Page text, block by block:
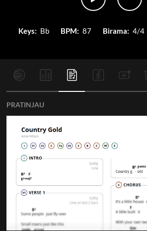
Keys: Bb BPM: 87 Birama: 4/4
PRATINJAU